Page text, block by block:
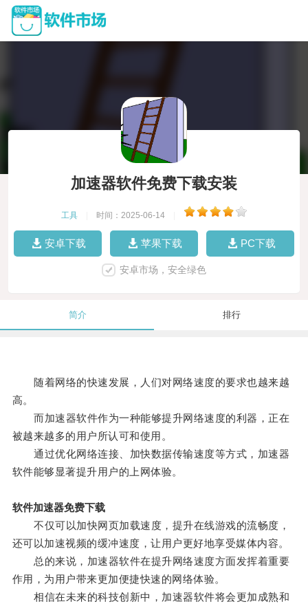
加速器软件免费下载安装
工具 时间：2025-06-14
安卓下载 苹果下载 PC下载
安卓市场，安全绿色
简介 排行
随着网络的快速发展，人们对网络速度的要求也越来越
高。
而加速器软件作为一种能够提升网络速度的利器，正在
被越来越多的用户所认可和使用。
通过优化网络连接、加快数据传输速度等方式，加速器
软件能够显著提升用户的上网体验。
软件加速器免费下载
不仅可以加快网页加载速度，提升在线游戏的流畅度，
还可以加速视频的缓冲速度，让用户更好地享受媒体内容。
总的来说，加速器软件在提升网络速度方面发挥着重要
作用，为用户带来更加便捷快速的网络体验。
相信在未来的科技创新中，加速器软件将会更加成熟和